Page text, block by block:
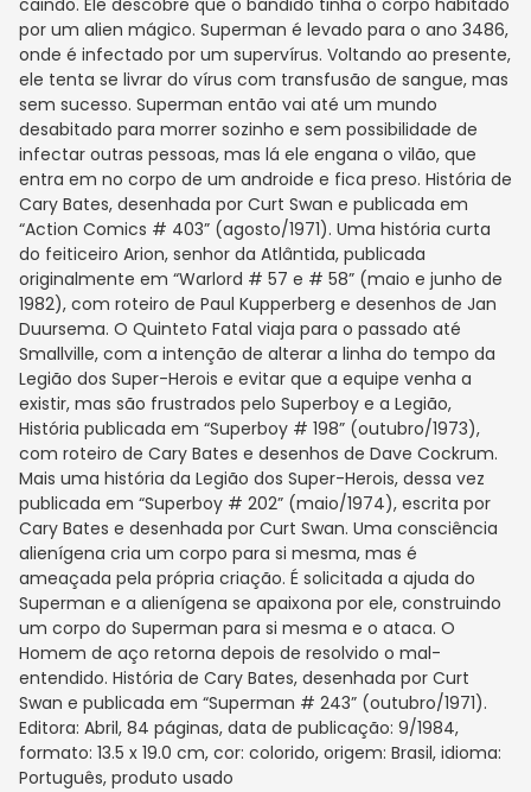
caindo. Ele descobre que o bandido tinha o corpo habitado
por um alien mágico. Superman é levado para o ano 3486,
onde é infectado por um supervírus. Voltando ao presente,
ele tenta se livrar do vírus com transfusão de sangue, mas
sem sucesso. Superman então vai até um mundo
desabitado para morrer sozinho e sem possibilidade de
infectar outras pessoas, mas lá ele engana o vilão, que
entra em no corpo de um androide e fica preso. História de
Cary Bates, desenhada por Curt Swan e publicada em
“Action Comics # 403” (agosto/1971). Uma história curta
do feiticeiro Arion, senhor da Atlântida, publicada
originalmente em “Warlord # 57 e # 58” (maio e junho de
1982), com roteiro de Paul Kupperberg e desenhos de Jan
Duursema. O Quinteto Fatal viaja para o passado até
Smallville, com a intenção de alterar a linha do tempo da
Legião dos Super-Herois e evitar que a equipe venha a
existir, mas são frustrados pelo Superboy e a Legião,
História publicada em “Superboy # 198” (outubro/1973),
com roteiro de Cary Bates e desenhos de Dave Cockrum.
Mais uma história da Legião dos Super-Herois, dessa vez
publicada em “Superboy # 202” (maio/1974), escrita por
Cary Bates e desenhada por Curt Swan. Uma consciência
alienígena cria um corpo para si mesma, mas é
ameaçada pela própria criação. É solicitada a ajuda do
Superman e a alienígena se apaixona por ele, construindo
um corpo do Superman para si mesma e o ataca. O
Homem de aço retorna depois de resolvido o mal-
entendido. História de Cary Bates, desenhada por Curt
Swan e publicada em “Superman # 243” (outubro/1971).
Editora: Abril, 84 páginas, data de publicação: 9/1984,
formato: 13.5 x 19.0 cm, cor: colorido, origem: Brasil, idioma:
Português, produto usado